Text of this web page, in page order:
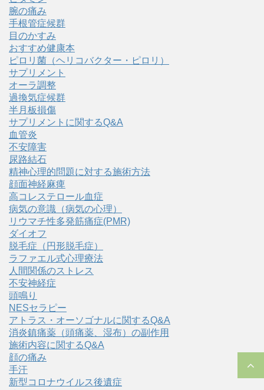
腕の痛み
手根管症候群
目のかすみ
おすすめ健康本
ピロリ菌（ヘリコバクター・ピロリ）
サプリメント
オーラ調整
過換気症候群
半月板損傷
サプリメントに関するQ&A
血管炎
不安障害
尿路結石
精神心理的問題に対する施術方法
顔面神経麻痺
高コレステロール血症
病気の意識（病気の心理）
リウマチ性多発筋痛症(PMR)
ダイオフ
脱毛症（円形脱毛症）
ラファエル式心理療法
人間関係のストレス
不安神経症
頭鳴り
NESセラピー
アトラス・オーソゴナルに関するQ&A
消炎鎮痛薬（頭痛薬、湿布）の副作用
施術内容に関するQ&A
顔の痛み
手汗
新型コロナウイルス後遺症